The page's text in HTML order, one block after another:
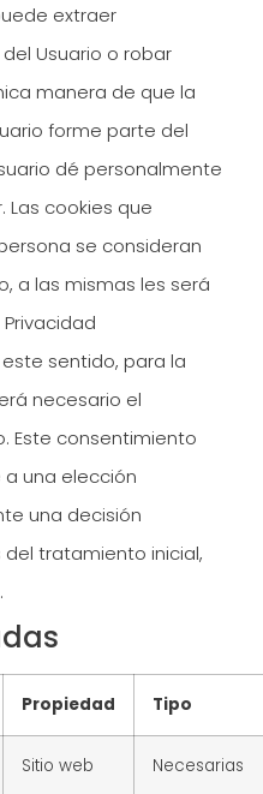
extraer
Usuario o robar
manera de que la
forme parte del
dé personalmente
Las cookies que
se consideran
a las mismas les será
sentido, para la
necesario el
Este consentimiento
una elección
una decisión
tratamiento inicial,
Propiedad Tipo
Sitio web Necesarias